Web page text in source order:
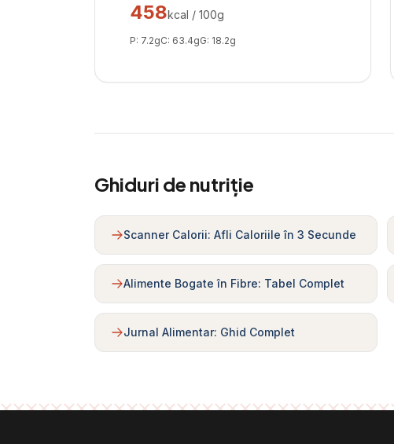
458kcal / 100g
P: 7.2gC: 63.4gG: 18.2g
Ghiduri de nutriție
Scanner Calorii: Afli Caloriile în 3 Secunde
Alimente Bogate în Fibre: Tabel Complet
Jurnal Alimentar: Ghid Complet